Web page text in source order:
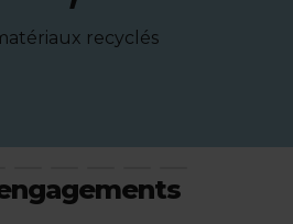
recyclés